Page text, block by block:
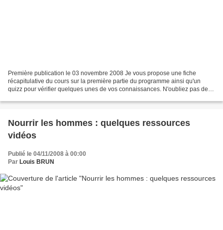
Première publication le 03 novembre 2008 Je vous propose une fiche
récapitulative du cours sur la première partie du programme ainsi qu'un
quizz pour vérifier quelques unes de vos connaissances. N'oubliez pas de
Nourrir les hommes : quelques ressources
vidéos
Publié le 04/11/2008 à 00:00
Par Louis BRUN